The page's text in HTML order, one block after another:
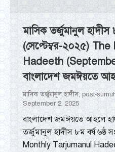
মাসিক তর্জুমানুল হাদীস
(সেপ্টেম্বর-২০২৫)
Hadeeth
বাংলাদেশ জমঈয়তে
মাসিক তর্জুমানুল হাদীস, post-
September 2, 2025
বাংলাদেশ জমঈয়তে আহলে
তর্জুমানুল হাদীস ৮ম বর্ষ ৬ষ্ঠ
Monthly Tarjumanul